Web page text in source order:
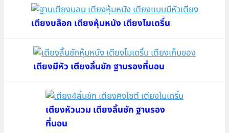
เตียงบล๊อก เตียงหุ้มหนัง เตียงโมเดริ์น
เตียงมีหัว เตียงลิ้นชัก ฐานรองที่นอน
เตียงหัวนวม เตียงลิ้นชัก ฐานรอง
ที่นอน